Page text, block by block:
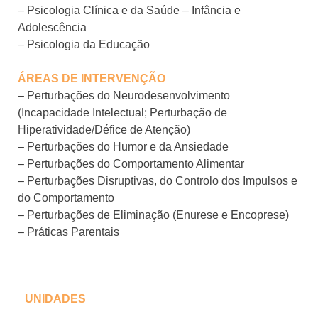
– Psicologia Clínica e da Saúde – Infância e
Adolescência
– Psicologia da Educação
ÁREAS DE INTERVENÇÃO
– Perturbações do Neurodesenvolvimento
(Incapacidade Intelectual; Perturbação de
Hiperatividade/Défice de Atenção)
– Perturbações do Humor e da Ansiedade
– Perturbações do Comportamento Alimentar
– Perturbações Disruptivas, do Controlo dos Impulsos e
do Comportamento
– Perturbações de Eliminação (Enurese e Encoprese)
– Práticas Parentais
UNIDADES